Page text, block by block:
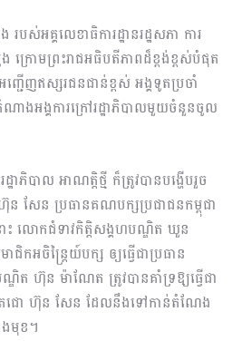
ស់អគ្គលេខាធិការដ្ឋានរដ្ឋសភា ការ
ក្រោមព្រះរាជអធិបតីភាពដ៏ខ្ពង់ខ្ពស់បំផុត
ជើញឥស្សរជនជាន់ខ្ពស់ អង្គទូតប្រចាំ
ណាងអង្គការក្រៅរដ្ឋាភិបាលមួយចំនួនចូល
ាភិបាល អាណត្តិថ្មី ក៏ត្រូវបានបង្ហើបរួច
សែន ប្រធានគណបក្សប្រជាជនកម្ពុជា
ះ លោកជំទាវកិត្តិសង្គហបណ្ឌិត ឃួន
កអចិន្ត្រៃយ៍បក្ស ឲ្យធ្វើជាប្រធាន
ត ហ៊ុន ម៉ាណែត ត្រូវបានគាំទ្រឱ្យធ្វើជា
ចតេជោ ហ៊ុន សែន ដែលនឹងទៅកាន់តំណែង
ងមុខ។